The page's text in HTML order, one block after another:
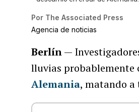
Por The Associated Press
Agencia de noticias
Berlín—
lluvias probablemente
Alemania, matando a